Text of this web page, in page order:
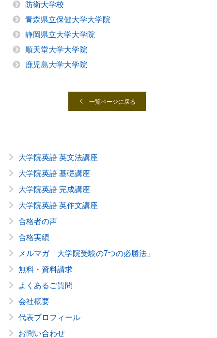
防衛大学校
青森県立保健大学大学院
静岡県立大学大学院
順天堂大学大学院
鹿児島大学大学院
一覧ページに戻る
大学院英語 英文法講座
大学院英語 基礎講座
大学院英語 完成講座
大学院英語 英作文講座
合格者の声
合格実績
メルマガ「大学院受験の7つの必勝法」
無料・資料請求
よくあるご質問
会社概要
代表プロフィール
お問い合わせ